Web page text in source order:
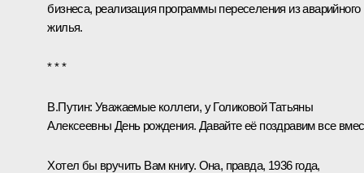
бизнеса, реализация программы переселения из аварийного
жилья.
* * *
В.Путин: Уважаемые коллеги, у Голиковой Татьяны
Алексеевны День рождения. Давайте её поздравим все
Хотел бы вручить Вам книгу. Она, правда, 1936 года,